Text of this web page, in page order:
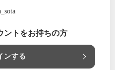
ントをお持ちの方
ンする